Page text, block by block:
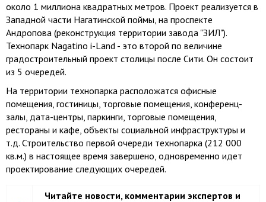
около 1 миллиона квадратных метров. Проект реализуется в
Западной части Нагатинской поймы, на проспекте
Андропова (реконструкция территории завода "ЗИЛ").
Технопарк Nagatino i-Land - это второй по величине
градостроительный проект столицы после Сити. Он состоит
из 5 очередей.
На территории технопарка расположатся офисные
помещения, гостиницы, торговые помещения, конференц-
залы, дата-центры, паркинги, торговые помещения,
рестораны и кафе, объекты социальной инфраструктуры и
т.д. Строительство первой очереди технопарка (212 000
кв.м.) в настоящее время завершено, одновременно идет
проектирование следующих очередей.
Читайте новости, комментарии экспертов и